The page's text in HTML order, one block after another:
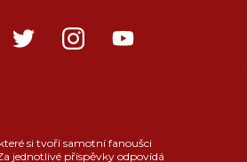
si tvoří samotní fanoušci
jednotlivé příspěvky odpovídá